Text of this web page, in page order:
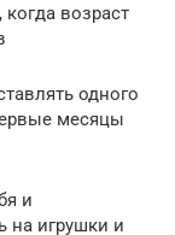
возраст
одного
месяцы
и
на игрушки и